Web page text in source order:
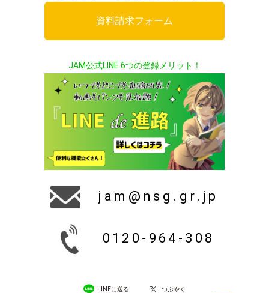
資料請求フォーム
JAM公式LINE 6つの登録メリット！
jam@nsg.gr.jp
0120-964-308
LINEに送る つぶやく